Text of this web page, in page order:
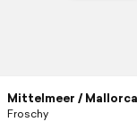
Mittelmeer / Mallorca
Froschy